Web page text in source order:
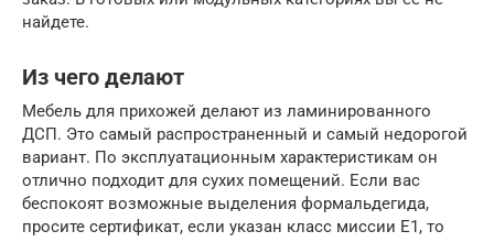
найдете.
Из чего делают
Мебель для прихожей делают из ламинированного
ДСП. Это самый распространенный и самый недорогой
вариант. По эксплуатационным характеристикам он
отлично подходит для сухих помещений. Если вас
беспокоят возможные выделения формальдегида,
просите сертификат, если указан класс миссии Е1, то